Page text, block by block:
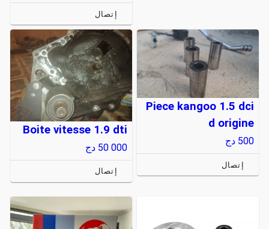
إتصال
Piece kangoo 1.5 dci
d origine
500 دج
إتصال
Boite vitesse 1.9 dti
50 000 دج
إتصال